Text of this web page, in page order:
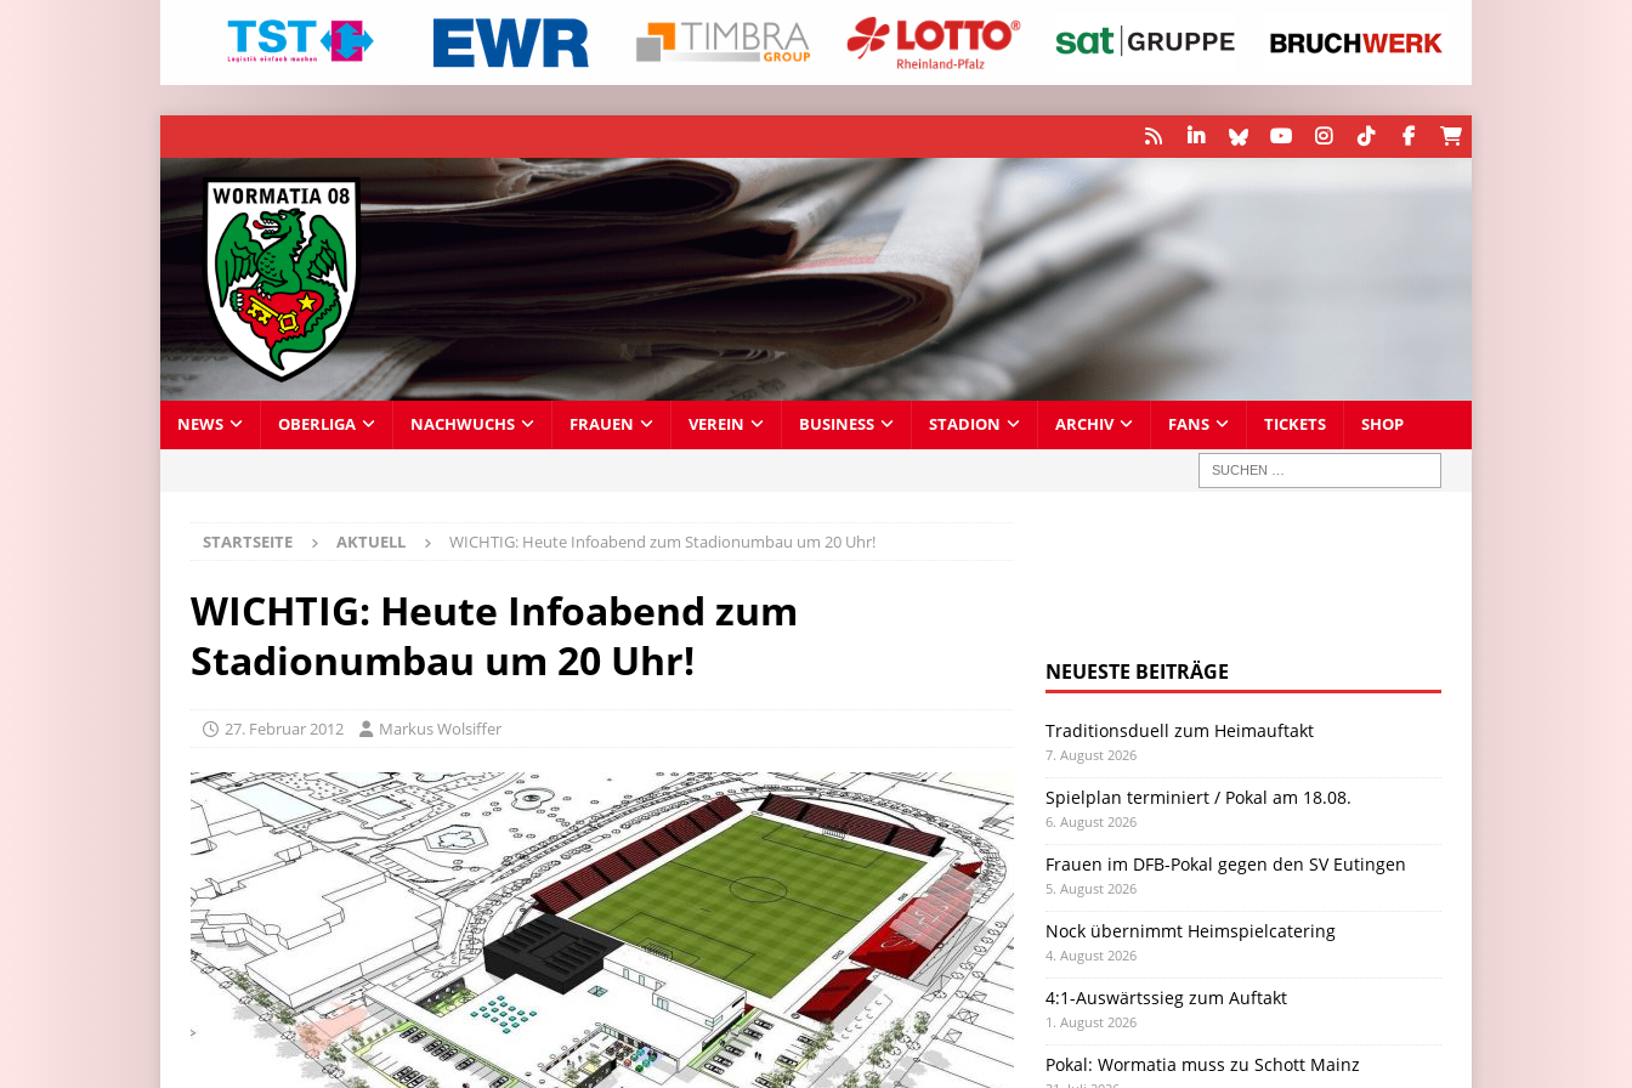
NEWS OBERLIGA NACHWUCHS FRAUEN VEREIN BUSINESS STADION ARCHIV FANS TICKETS SHOP
STARTSEITE AKTUELL WICHTIG: Heute Infoabend zum Stadionumbau um 20 Uhr!
WICHTIG: Heute Infoabend zum
Stadionumbau um 20 Uhr!
27. Februar 2012 Markus Wolsiffer
NEUESTE BEITRÄGE
Traditionsduell zum Heimauftakt
7. August 2026
Spielplan terminiert / Pokal am 18.08.
6. August 2026
Frauen im DFB-Pokal gegen den SV Eutingen
5. August 2026
Nock übernimmt Heimspielcatering
4. August 2026
4:1-Auswärtssieg zum Auftakt
1. August 2026
Pokal: Wormatia muss zu Schott Mainz